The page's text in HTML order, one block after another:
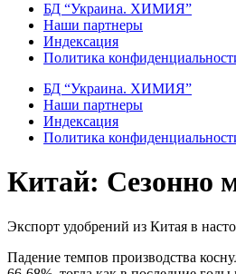
БД “Украина. ХИМИЯ”
Наши партнеры
Индексация
Политика
БД “Украина. ХИМИЯ”
Наши партнеры
Индексация
Политика
Китай: Сезонно
Экспорт удобрений из Китая в
Падение темпов производства